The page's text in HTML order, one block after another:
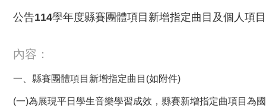
公告114學年度縣賽團體項目新增指定曲目及個人項
內容：
一、縣賽團體項目新增指定曲目(如附件)
(一)為展現平日學生音樂學習成效，縣賽新增指定曲項目為